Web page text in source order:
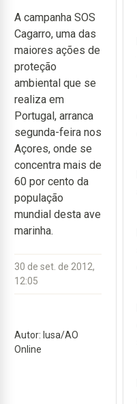
A campanha SOS
Cagarro, uma das
maiores ações de
proteção
ambiental que se
realiza em
Portugal, arranca
segunda-feira nos
Açores, onde se
concentra mais de
60 por cento da
população
mundial desta ave
marinha.
30 de set. de 2012,
12:05
Autor: lusa/AO
Online